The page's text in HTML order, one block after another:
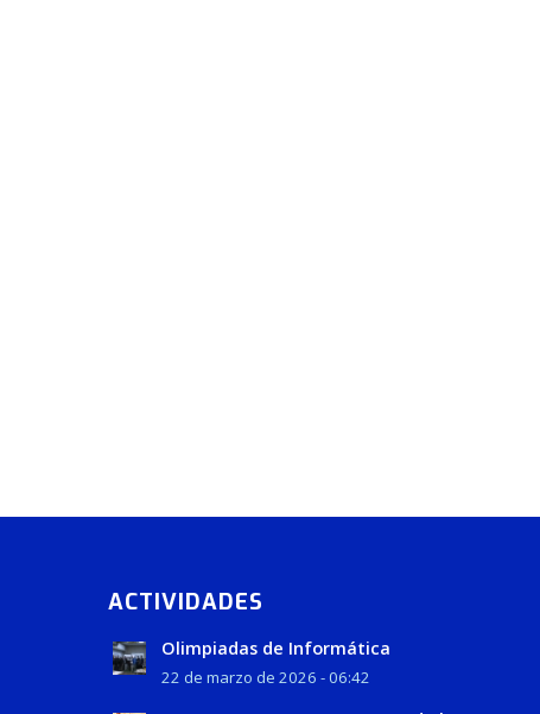
ACTIVIDADES
Olimpiadas de Informática
22 de marzo de 2026 - 06:42